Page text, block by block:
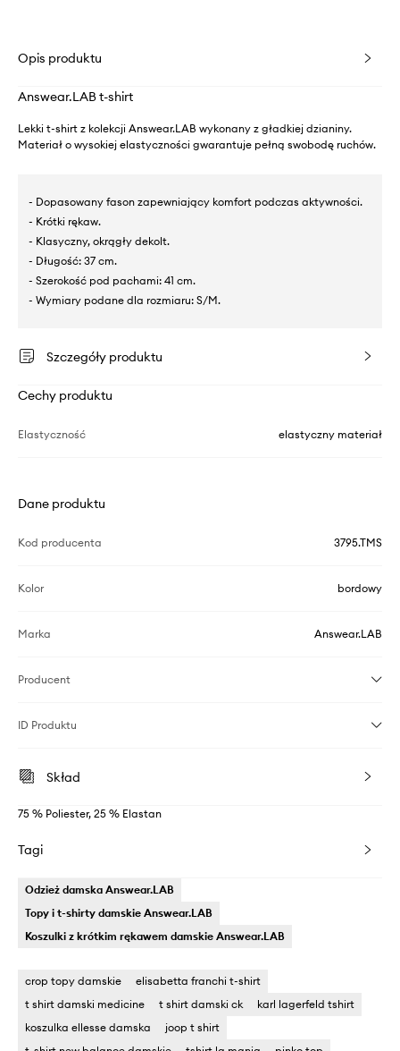
Opis produktu
Answear.LAB t-shirt
Lekki t-shirt z kolekcji Answear.LAB wykonany z gładkiej dzianiny.
Materiał o wysokiej elastyczności gwarantuje pełną swobodę ruchów.
- Dopasowany fason zapewniający komfort podczas aktywności.
- Krótki rękaw.
- Klasyczny, okrągły dekolt.
- Długość: 37 cm.
- Szerokość pod pachami: 41 cm.
- Wymiary podane dla rozmiaru: S/M.
Szczegóły produktu
Cechy produktu
Elastyczność elastyczny materiał
Dane produktu
Kod producenta 3795.TMS
Kolor bordowy
Marka Answear.LAB
Producent
ID Produktu
Skład
75 % Poliester, 25 % Elastan
Tagi
Odzież damska Answear.LAB
Topy i t-shirty damskie Answear.LAB
Koszulki z krótkim rękawem damskie Answear.LAB
crop topy damskie
elisabetta franchi t-shirt
t shirt damski medicine
t shirt damski ck
karl lagerfeld tshirt
koszulka ellesse damska
joop t shirt